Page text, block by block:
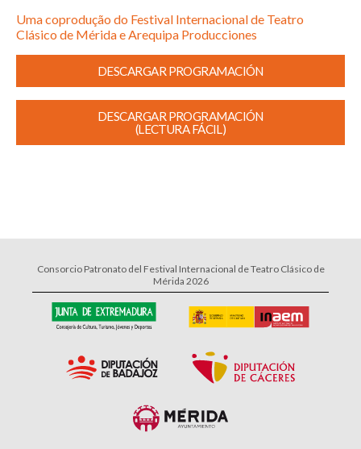
Uma coprodução do Festival Internacional de Teatro
Clásico de Mérida e Arequipa Producciones
DESCARGAR PROGRAMACIÓN
DESCARGAR PROGRAMACIÓN
(LECTURA FÁCIL)
Consorcio Patronato del Festival Internacional de Teatro Clásico de
Mérida 2026